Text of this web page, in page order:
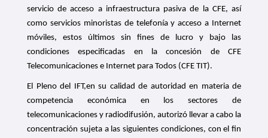
servicio de acceso a infraestructura pasiva de la CFE, así
como servicios minoristas de telefonía y acceso a Internet
móviles, estos últimos sin fines de lucro y bajo las
condiciones especificadas en la concesión de CFE
Telecomunicaciones e Internet para Todos (CFE TIT).
El Pleno del IFT,en su calidad de autoridad en materia de
competencia económica en los sectores de
telecomunicaciones y radiodifusión, autorizó llevar a cabo la
concentración sujeta a las siguientes condiciones, con el fin